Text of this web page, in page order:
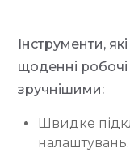
Інструменти,
щоденні
зручнішими:
Швидке